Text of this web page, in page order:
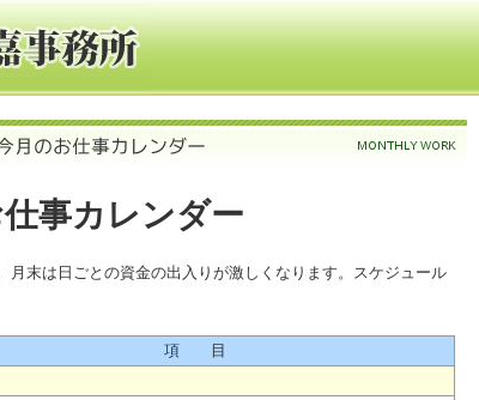
事カレンダー
月末は日ごとの資金の出入りが激しくなります。スケジュール
項 目